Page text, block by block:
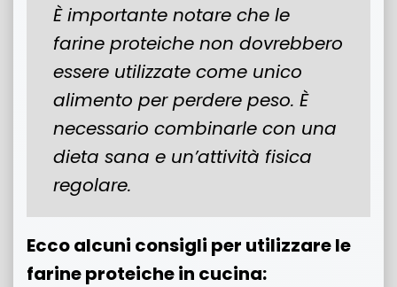
È importante notare che le
farine proteiche non dovrebbero
essere utilizzate come unico
alimento per perdere peso. È
necessario combinarle con una
dieta sana e un’attività fisica
regolare.
Ecco alcuni consigli per utilizzare le
farine proteiche in cucina: